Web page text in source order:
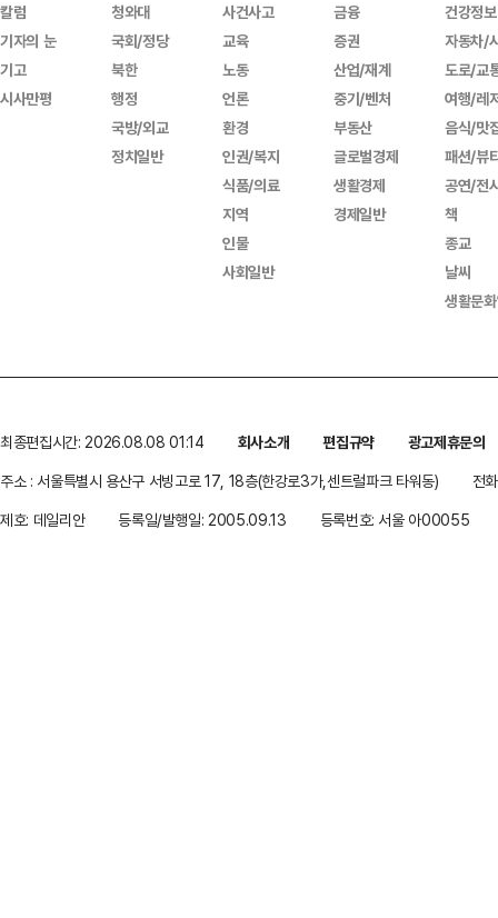
칼럼
기자의 눈
기고
시사만평
청와대
국회/정당
북한
행정
국방/외교
정치일반
사건사고
교육
노동
언론
환경
인권/복지
식품/의료
지역
인물
사회일반
금융
증권
산업/재계
중기/벤처
부동산
글로벌경제
생활경제
경제일반
건강정보
자동차/
도로/교
여행/레
음식/맛
패션/뷰
공연/전
책
종교
날씨
생활문
최종편집시간: 2026.08.08 01:14 회사소개 편집규약
광고제휴문의
주소 : 서울특별시 용산구 서빙고로 17, 18층(한강로3가,센트럴파크 타워동)
전
제호: 데일리안
등록일/발행일: 2005.09.13 등록번호: 서울 아00055